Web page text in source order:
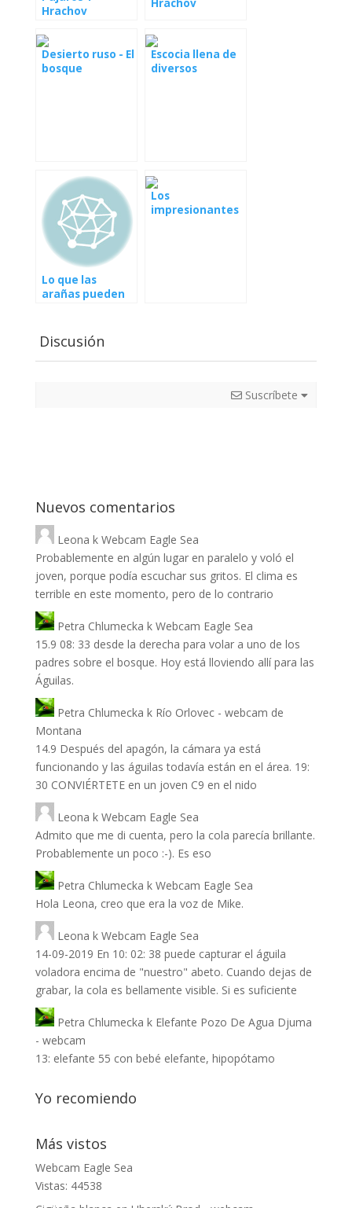
Hrachov
Hrachov
Desierto ruso - El
bosque
Escocia llena de
diversos
Lo que las
arañas pueden
Los
impresionantes
Discusión
Suscríbete
Nuevos comentarios
Leona k Webcam Eagle Sea
Probablemente en algún lugar en paralelo y voló el
joven, porque podía escuchar sus gritos. El clima es
terrible en este momento, pero de lo contrario
Petra Chlumecka k Webcam Eagle Sea
15.9 08: 33 desde la derecha para volar a uno de los
padres sobre el bosque. Hoy está lloviendo allí para las
Águilas.
Petra Chlumecka k Río Orlovec - webcam de
Montana
14.9 Después del apagón, la cámara ya está
funcionando y las águilas todavía están en el área. 19:
30 CONVIÉRTETE en un joven C9 en el nido
Leona k Webcam Eagle Sea
Admito que me di cuenta, pero la cola parecía brillante.
Probablemente un poco :-). Es eso
Petra Chlumecka k Webcam Eagle Sea
Hola Leona, creo que era la voz de Mike.
Leona k Webcam Eagle Sea
14-09-2019 En 10: 02: 38 puede capturar el águila
voladora encima de "nuestro" abeto. Cuando dejas de
grabar, la cola es bellamente visible. Si es suficiente
Petra Chlumecka k Elefante Pozo De Agua Djuma
- webcam
13: elefante 55 con bebé elefante, hipopótamo
Yo recomiendo
Más vistos
Webcam Eagle Sea
Vistas: 44538